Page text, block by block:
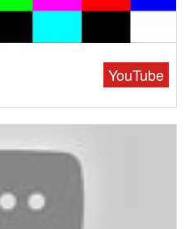
YouTube